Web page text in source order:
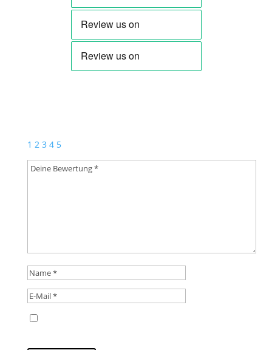
1 2 3 4 5